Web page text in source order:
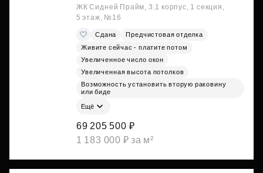
ЖК Сидней Прайм, 3.1 корпус, 1 секция,
5 этаж, №16
Сдана
Предчистовая отделка
Живите сейчас - платите потом
Увеличенное число окон
Увеличенная высота потолков
Возможность установить вторую раковину
или биде
Ещё
69 205 500 ₽
1 183 000 ₽ за м²